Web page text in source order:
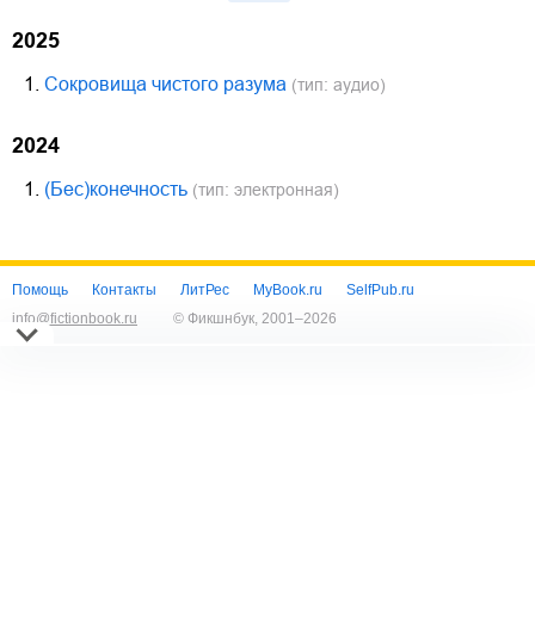
2025
1. Сокровища чистого разума (тип: аудио)
2024
1. (Бес)конечность (тип: электронная)
Помощь Контакты ЛитРес MyBook.ru
SelfPub.ru
info@fictionbook.ru
© Фикшнбук, 2001–2026